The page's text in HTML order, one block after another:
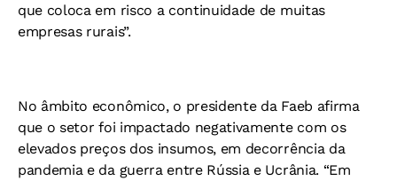
que coloca em risco a continuidade de muitas
empresas rurais”.
No âmbito econômico, o presidente da Faeb afirma
que o setor foi impactado negativamente com os
elevados preços dos insumos, em decorrência da
pandemia e da guerra entre Rússia e Ucrânia. “Em